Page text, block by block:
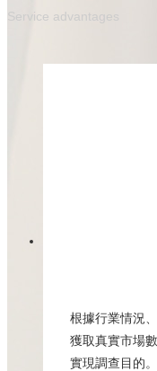
Service advantages
根據行業情況
獲取真實市場
實現調查目的。